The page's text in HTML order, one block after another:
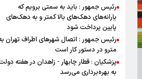
رئیس جمهور : باید به سمتی برویم که
یارانه‌های دهک‌های بالا کمتر و به دهک‌های
پایین پرداخت شود
رئیس جمهور : اتصال شهرهای اطراف تهران
مترو در دستور کار است
پزشکیان : قطار چابهار - زاهدان در هفته
به بهره‌برداری می‌رسد